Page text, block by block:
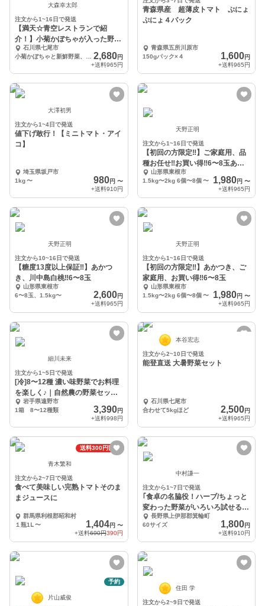
大森幸太郎
注文から1~16日で発送
【満天☆青空レストランで紹
介！】小菊かぼちゃが入った野菜
セット(数量限定！)
石川県七尾市
2,680円
+送料965円
青森県産 超薄皮トマト ぷにょ
ぷにょ４パック
青森県五所川原市
150gパック×４
1,600円
+送料965円
大澤初男
注文から1~4日で発送
値下げ敢行！【ミニトマト・アイ
コ】
埼玉県坂戸市
1kg〜 980円 〜
+送料910円
天野正明
注文から1~16日で発送
【初回の方限定‼︎】ご家庭用、品
種お任せ‼︎お買い得‼︎6〜8玉あか
つき、川中島
山形県東根市
1.5kg〜2kg 6個〜8個 〜 1,980円 〜
+送料965円
天野正明
注文から10~16日で発送
【糖度13度以上保証‼︎】あかつ
き、川中島白桃‼︎6〜8玉
山形県東根市
6〜8玉、1.5kg〜
2,600円
+送料965円
天野正明
注文から1~16日で発送
【初回の方限定‼︎】あかつき、ご
家庭用、お買い得‼︎6〜8玉
山形県東根市
1.5kg〜2kg 6個〜8個 〜 1,980円 〜
+送料965円
細川未来
注文から1~5日で発送
[冷]8〜12種 濃い味野菜でお料理
を楽しく♪｜自然農の野菜セット
[無農薬]
岩手県遠野市
1箱 8〜12種類
3,390円
+送料998円
本谷宏志
注文から2~10日で発送
能登直送 大暑野菜セット
石川県七尾市
合わせて5kgほど
2,500円
+送料965円
送料300円割引
青木繁和
注文から2~7日で発送
食べて美味しい完熟トマトそのま
まジュースに
群馬県利根郡昭和村
１瓶1Ⅼ〜 1,404円 〜
+送料690円390円
中村謙一
注文から1~7日で発送
｢食卓の名脇役！ハーブ/ちょっと
変わった野菜がいろいろ試せるミ
ニセット｣
長野県上伊那郡箕輪町
60サイズ
1,800円
+送料910円
予約
片山威俊
住田 学
注文から2~9日で発送